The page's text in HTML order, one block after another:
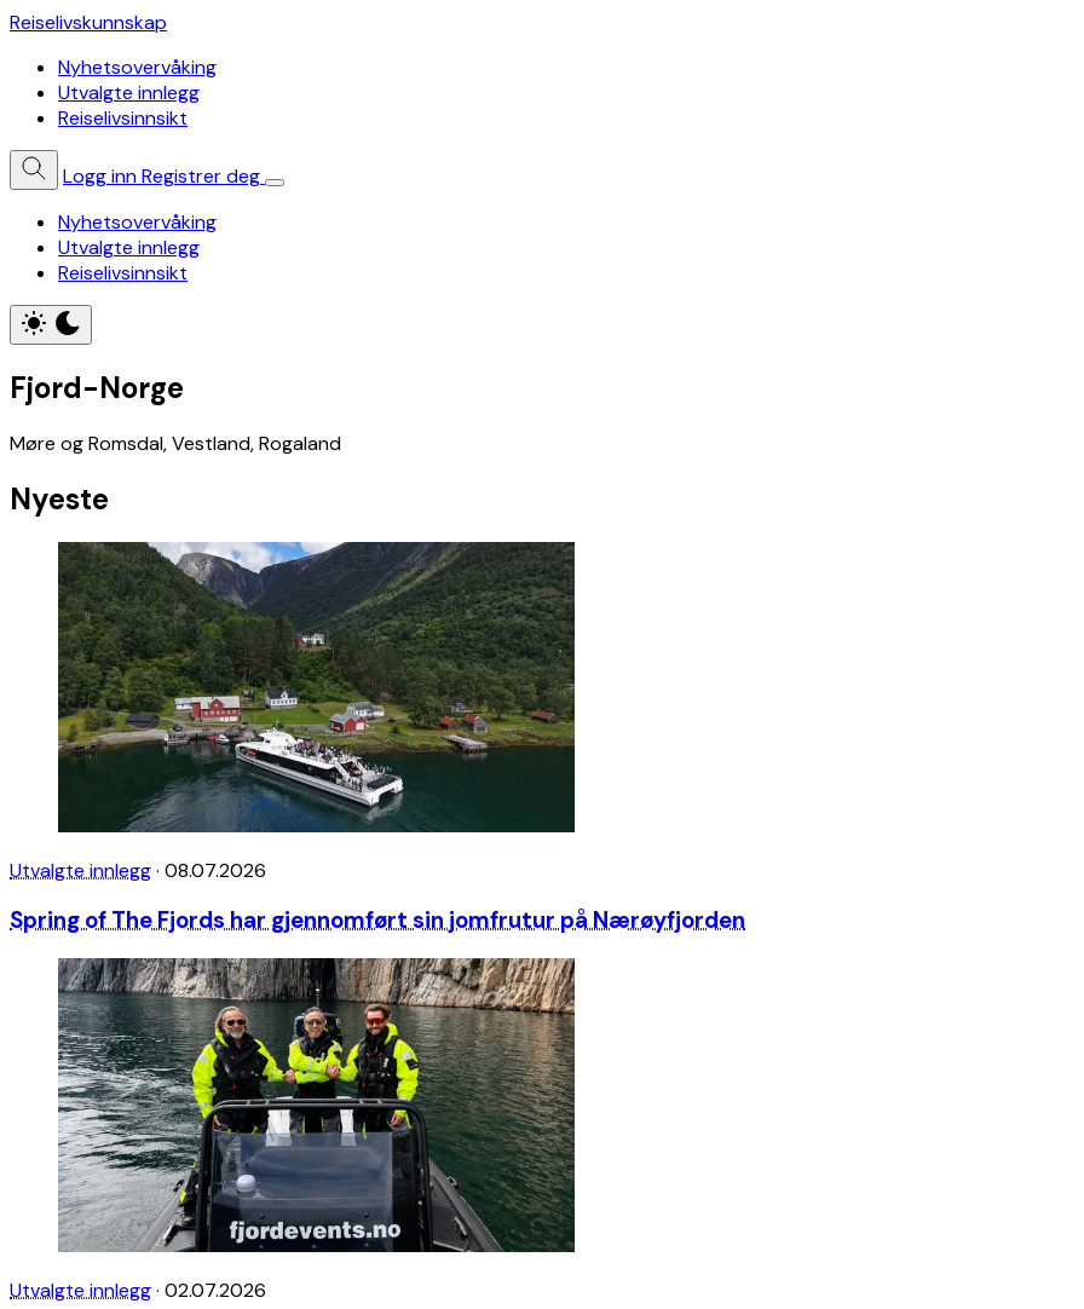
Reiselivskunnskap
Nyhetsovervåking
Utvalgte innlegg
Reiselivsinnsikt
Logg innRegistrer deg
Nyhetsovervåking
Utvalgte innlegg
Reiselivsinnsikt
Fjord-Norge
Møre og Romsdal, Vestland, Rogaland
Nyeste
Utvalgte innlegg· 08.07.2026
Spring of The Fjords har gjennomført sin jomfrutur på Nærøyfjorden
Utvalgte innlegg· 02.07.2026